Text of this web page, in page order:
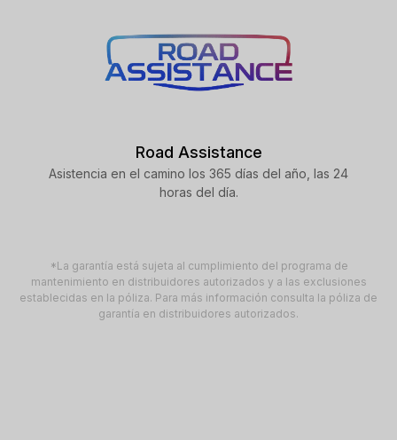
Road Assistance
Asistencia en el camino los 365 días del año, las 24
horas del día.
*La garantía está sujeta al cumplimiento del programa de
mantenimiento en distribuidores autorizados y a las exclusiones
establecidas en la póliza. Para más información consulta la póliza de
garantía en distribuidores autorizados.